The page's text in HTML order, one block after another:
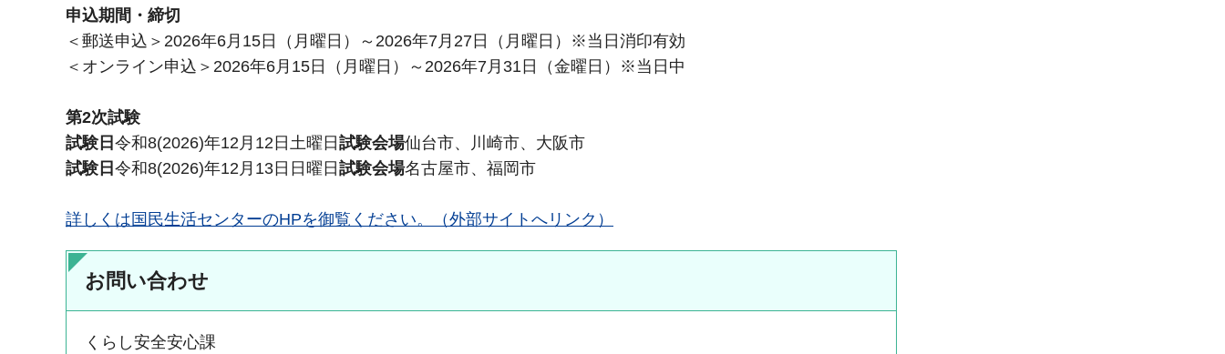
申込期間・締切
＜郵送申込＞2026年6月15日（月曜日）～2026年7月27日（月曜日）※当日消印有効
＜オンライン申込＞2026年6月15日（月曜日）～2026年7月31日（金曜日）※当日中
第2次試験
試験日 令和8(2026)年12月12日土曜日試験会場仙台市、川崎市、大阪市
試験日 令和8(2026)年12月13日日曜日試験会場名古屋市、福岡市
詳しくは国民生活センターのHPを御覧ください。（外部サイトへリンク）
お問い合わせ
くらし安全安心課